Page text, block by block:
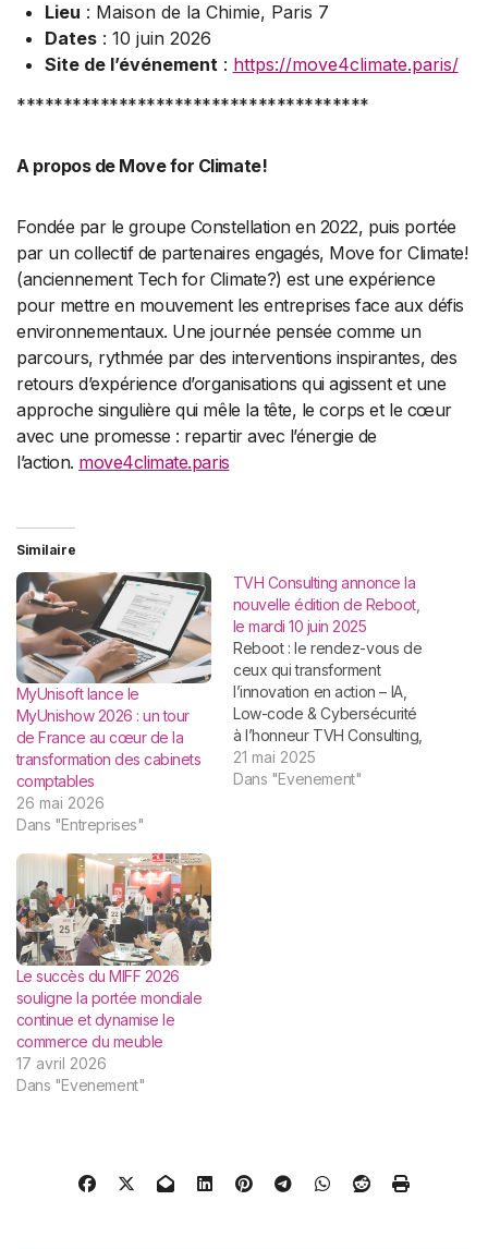
Lieu : Maison de la Chimie, Paris 7
Dates: 10 juin 2026
Site de l’événement: https://move4climate.paris/
**************************************
A propos de Move for Climate!
Fondée par le groupe Constellation en 2022, puis portée
par un collectif de partenaires engagés, Move for Climate!
(anciennement Tech for Climate?) est une expérience
pour mettre en mouvement les entreprises face aux défis
environnementaux. Une journée pensée comme un
parcours, rythmée par des interventions inspirantes, des
retours d’expérience d’organisations qui agissent et une
approche singulière qui mêle la tête, le corps et le cœur
avec une promesse : repartir avec l’énergie de
l’action. move4climate.paris
Similaire
MyUnisoft lance le
MyUnishow 2026 : un tour
de France au cœur de la
transformation des cabinets
comptables
26 mai 2026
Dans "Entreprises"
TVH Consulting annonce la
nouvelle édition de Reboot,
le mardi 10 juin 2025
Reboot : le rendez-vous de
ceux qui transforment
l’innovation en action – IA,
Low-code & Cybersécurité
à l’honneur TVH Consulting,
acteur majeur de
l’intégration et de l’édition
21 mai 2025
Dans "Evenement"
Le succès du MIFF 2026
souligne la portée mondiale
continue et dynamise le
commerce du meuble
17 avril 2026
Dans "Evenement"